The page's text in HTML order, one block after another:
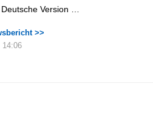
Version …
>>
14:06